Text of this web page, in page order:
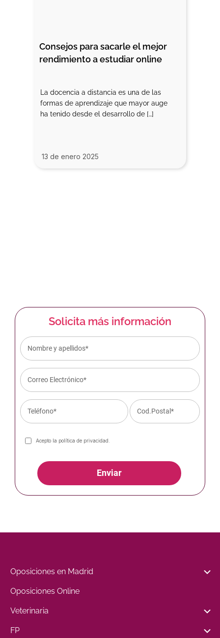
Consejos para sacarle el mejor
rendimiento a estudiar online
La docencia a distancia es una de las
formas de aprendizaje que mayor auge
ha tenido desde el desarrollo de […]
13 de enero 2025
Solicita más información
Acepto la política de privacidad
Enviar
Oposiciones en Madrid
Oposiciones Online
Veterinaria
FP